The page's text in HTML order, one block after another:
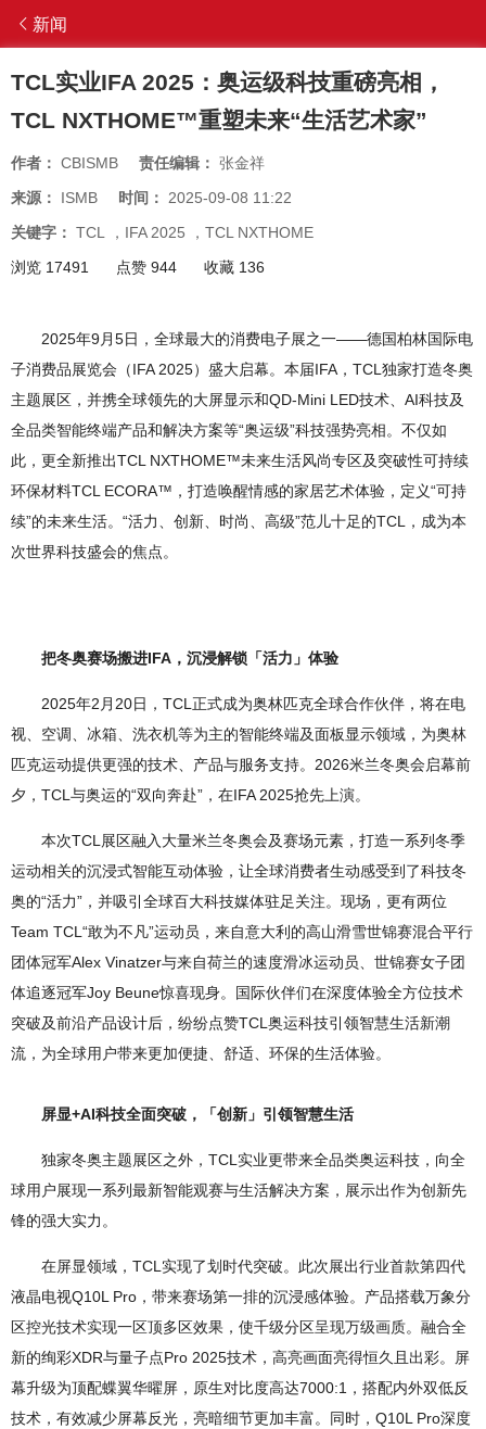
新闻
TCL实业IFA 2025：奥运级科技重磅亮相，
TCL NXTHOME™重塑未来“生活艺术家”
作者： CBISMB 责任编辑： 张金祥
来源： ISMB 时间： 2025-09-08 11:22
关键字： TCL ， IFA 2025 ， TCL NXTHOME
浏览 17491
点赞 944 收藏 136
2025年9月5日，全球最大的消费电子展之一——德国柏林国际电
子消费品展览会（IFA 2025）盛大启幕。本届IFA，TCL独家打造冬奥
主题展区，并携全球领先的大屏显示和QD-Mini LED技术、AI科技及
全品类智能终端产品和解决方案等“奥运级”科技强势亮相。不仅如
此，更全新推出TCL NXTHOME™未来生活风尚专区及突破性可持续
环保材料TCL ECORA™，打造唤醒情感的家居艺术体验，定义“可持
续”的未来生活。“活力、创新、时尚、高级”范儿十足的TCL，成为本
次世界科技盛会的焦点。
把冬奥赛场搬进IFA，沉浸解锁「活力」体验
2025年2月20日，TCL正式成为奥林匹克全球合作伙伴，将在电
视、空调、冰箱、洗衣机等为主的智能终端及面板显示领域，为奥林
匹克运动提供更强的技术、产品与服务支持。2026米兰冬奥会启幕前
夕，TCL与奥运的“双向奔赴”，在IFA 2025抢先上演。
本次TCL展区融入大量米兰冬奥会及赛场元素，打造一系列冬季
运动相关的沉浸式智能互动体验，让全球消费者生动感受到了科技冬
奥的“活力”，并吸引全球百大科技媒体驻足关注。现场，更有两位
Team TCL“敢为不凡”运动员，来自意大利的高山滑雪世锦赛混合平行
团体冠军Alex Vinatzer与来自荷兰的速度滑冰运动员、世锦赛女子团
体追逐冠军Joy Beune惊喜现身。国际伙伴们在深度体验全方位技术
突破及前沿产品设计后，纷纷点赞TCL奥运科技引领智慧生活新潮
流，为全球用户带来更加便捷、舒适、环保的生活体验。
屏显+AI科技全面突破，「创新」引领智慧生活
独家冬奥主题展区之外，TCL实业更带来全品类奥运科技，向全
球用户展现一系列最新智能观赛与生活解决方案，展示出作为创新先
锋的强大实力。
在屏显领域，TCL实现了划时代突破。此次展出行业首款第四代
液晶电视Q10L Pro，带来赛场第一排的沉浸感体验。产品搭载万象分
区控光技术实现一区顶多区效果，使千级分区呈现万级画质。融合全
新的绚彩XDR与量子点Pro 2025技术，高亮画面亮得恒久且出彩。屏
幕升级为顶配蝶翼华曜屏，原生对比度高达7000:1，搭配内外双低反
技术，有效减少屏幕反光，亮暗细节更加丰富。同时，Q10L Pro深度